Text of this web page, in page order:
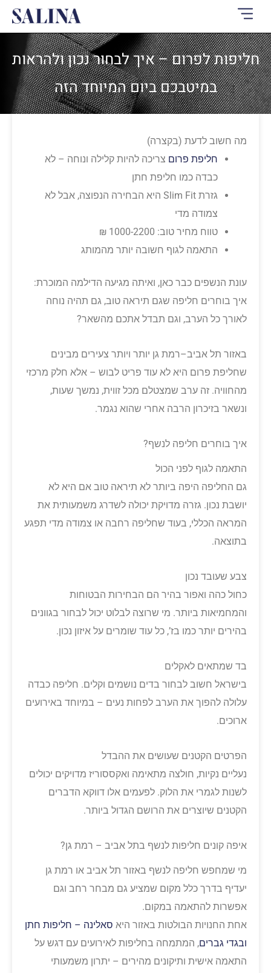
חליפות לפרום – איך לבחור נכון ולהראות
במיטבכם ביום המיוחד הזה
מה חשוב לדעת (בקצרה)
חליפת פרום צריכה להיות קלילה ונוחה – לא
כבדה כמו חליפת חתן
גזרת Slim Fit היא הבחירה הנפוצה, אבל לא
צמודה מדי
טווח מחיר טוב: 1000-2200 ₪
התאמה לגוף חשובה יותר מהמותג
עונת הנשפים כבר כאן, ואיתה מגיעה הדילמה המוכרת:
איך בוחרים חליפה שגם תיראה טוב, גם תהיה נוחה
לאורך כל הערב, וגם תבדל אתכם מהשאר?
באזור תל אביב–רמת גן יותר ויותר צעירים מבינים
שחליפת פרום היא לא עוד פריט לבוש – אלא חלק מרכזי
מהחוויה. זה ערב שמצטלם מכל זווית, נמשך שעות,
ונשאר בזיכרון הרבה אחרי שהוא נגמר.
איך בוחרים חליפה לנשף?
התאמה לגוף לפני הכול
גם החליפה היפה ביותר לא תיראה טוב אם היא לא
יושבת נכון. גזרה מדויקת יכולה לשדרג משמעותית את
המראה הכללי, בעוד שחליפה רחבה או צמודה מדי תפגע
בתוצאה.
צבע שעובד נכון
כחול כהה ואפור בהיר הם הבחירות הבטוחות
והמחמיאות ביותר. מי שרוצה לבלוט יכול לבחור בגוונים
בהירים יותר כמו בז’, כל עוד שומרים על איזון נכון.
בד שמתאים לאקלים
בישראל חשוב לבחור בדים נושמים וקלים. חליפה כבדה
עלולה להפוך את הערב לפחות נעים – במיוחד באירועים
ארוכים.
הפרטים הקטנים שעושים את ההבדל
נעליים נקיות, חולצה מתאימה ואקססוריז מדויקים יכולים
לשנות לגמרי את הלוק. לפעמים אלו דווקא הדברים
הקטנים שיוצרים את הרושם הגדול ביותר.
איפה קונים חליפות לנשף בתל אביב – רמת גן?
מי שמחפש חליפה לנשף באזור תל אביב או רמת גן
יעדיף בדרך כלל מקום שמציע גם מבחר רחב וגם
אפשרות להתאמה במקום.
אחת החנויות הבולטות באזור היא סאלינה – חליפות חתן
ובגדי גברים, המתמחה בחליפות לאירועים עם דגש על
התאמה אישית ותיקונים מהירים – יתרון משמעותי